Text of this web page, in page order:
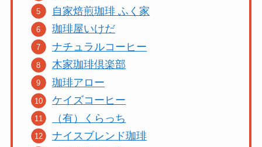
自家焙煎珈琲 ふく家
珈琲屋いけだ
ナチュラルコーヒー
木家珈琲倶楽部
珈琲アロー
ケイズコーヒー
（有）くらっち
ナイスブレンド珈琲